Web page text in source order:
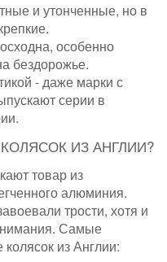
и утонченные, но в
особенно
бездорожье.
- даже марки с
серии в
ИЗ АНГЛИИ?
товар из
алюминия.
трости, хотя и
Самые
из Англии: